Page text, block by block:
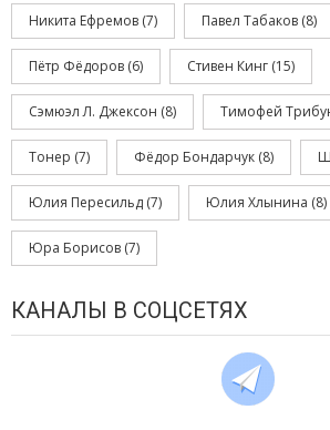
Никита Ефремов (7) Павел Табаков (8)
Пётр Фёдоров (6) Стивен Кинг (15)
Сэмюэл Л. Джексон (8) Тимофей
Тонер (7) Фёдор Бондарчук (8)
Юлия Пересильд (7) Юлия Хлынина (8)
Юра Борисов (7)
КАНАЛЫ В СОЦСЕТЯХ